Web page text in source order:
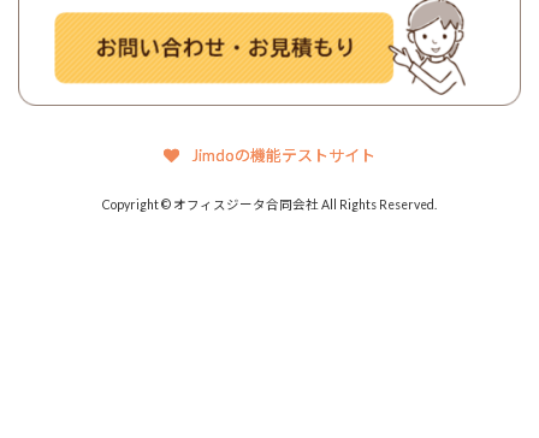
Jimdoの機能テストサイト
Copyright © オフィスジータ合同会社 All Rights Reserved.